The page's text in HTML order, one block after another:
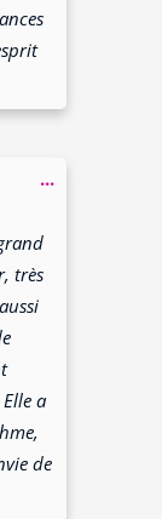
très
a
de
...cette